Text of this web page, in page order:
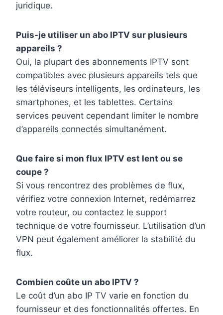
juridique.
Puis-je utiliser un abo IPTV sur plusieurs
appareils ?
Oui, la plupart des abonnements IPTV sont
compatibles avec plusieurs appareils tels que
les téléviseurs intelligents, les ordinateurs, les
smartphones, et les tablettes. Certains
services peuvent cependant limiter le nombre
d’appareils connectés simultanément.
Que faire si mon flux IPTV est lent ou se
coupe ?
Si vous rencontrez des problèmes de flux,
vérifiez votre connexion Internet, redémarrez
votre routeur, ou contactez le support
technique de votre fournisseur. L’utilisation d’un
VPN peut également améliorer la stabilité du
flux.
Combien coûte un abo IPTV ?
Le coût d’un abo IP TV varie en fonction du
fournisseur et des fonctionnalités offertes. En